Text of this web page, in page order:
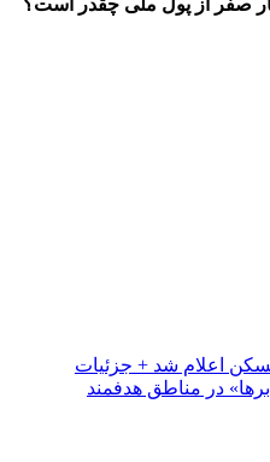
صفر از پول ملی چقدر است؟
اعلام شد + جزئیات